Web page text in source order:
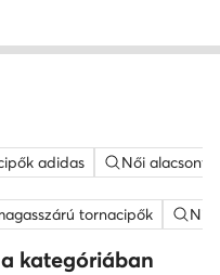
adidas Női alacsony
tornacipők
kategóriában